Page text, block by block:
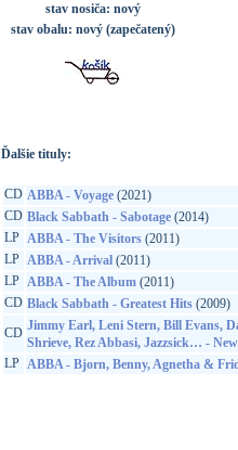
stav nosiča: nový
stav obalu: nový (zapečatený)
Ďalšie tituly:
CD ABBA - Voyage(2021)
CD Black Sabbath - Sabotage(2014)
LP ABBA - The Visitors(2011)
LP ABBA - Arrival(2011)
LP ABBA - The Album(2011)
CD Black Sabbath - Greatest Hits(2009)
CD Jimmy Earl, Leni Stern, Bill Evans,
Shrieve, Rez Abbasi, Jazzsick… -
LP ABBA - Bjorn, Benny, Agnetha &